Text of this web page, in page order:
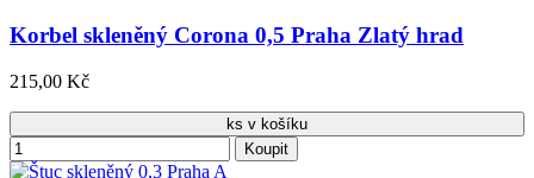
Korbel skleněný Corona 0,5 Praha Zlatý hrad
215,00 Kč
ks v košíku
Koupit